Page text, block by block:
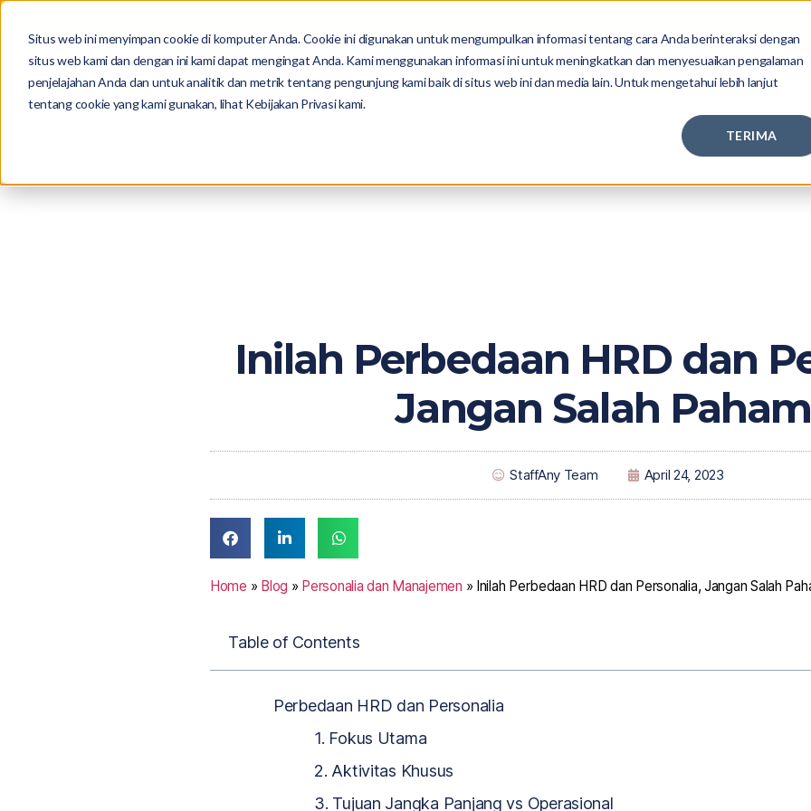
Situs web ini menyimpan cookie di komputer Anda. Cookie ini digunakan untuk mengumpulkan informasi tentang cara Anda berinteraksi dengan
situs web kami dan dengan ini kami dapat mengingat Anda. Kami menggunakan informasi ini untuk meningkatkan dan menyesuaikan pengalaman
penjelajahan Anda dan untuk analitik dan metrik tentang pengunjung kami baik di situs web ini dan media lain. Untuk mengetahui lebih lanjut
tentang cookie yang kami gunakan, lihat Kebijakan Privasi kami.
TERIMA
Fitur Harga EngageAny PayrollAny Sumber Daya
Inilah Perbedaan HRD dan
Jangan Salah
StaffAny Team April 24, 2023
Home » Blog » Personalia dan Manajemen » Inilah Perbedaan HRD dan Personalia, Jangan Salah
Table of Contents
Perbedaan HRD dan Personalia
1. Fokus Utama
2. Aktivitas Khusus
3. Tujuan Jangka Panjang vs Operasional